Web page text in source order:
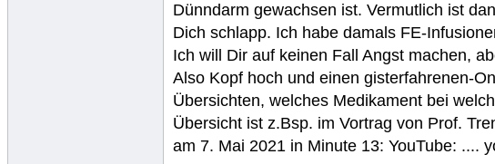
Dünndarm gewachsen ist. Vermutlich ist
Dich schlapp. Ich habe damals FE-
Ich will Dir auf keinen Fall Angst machen,
Also Kopf hoch und einen gisterfahrenen-
Übersichten, welches Medikament bei
Übersicht ist z.Bsp. im Vortrag von Prof.
am 7. Mai 2021 in Minute 13: YouTube: ....